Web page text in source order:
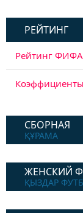
РЕЙТИНГ
Рейтинг ФИФА
СБОРНАЯ
ҚҰРАМА
ЖЕНСКИЙ
ҚЫЗДАР